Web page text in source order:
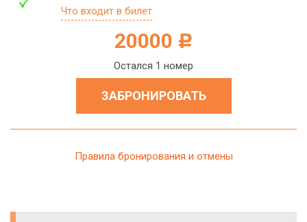
Что входит в билет
20000 c
Остался 1 номер
ЗАБРОНИРОВАТЬ
Правила бронирования и отмены